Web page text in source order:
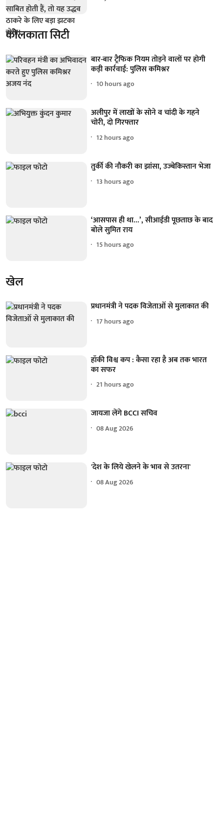
कोलकाता सिटी
बार-बार ट्रैफिक नियम तोड़ने वालों पर होगी
कड़ी कार्रवाई: पुलिस कमिश्नर
10 hours ago
अलीपुर में लाखों के सोने व चांदी के गहने
चोरी, दो गिरफ्तार
12 hours ago
तुर्की की नौकरी का झांसा, उज्बेकिस्तान भेजा
13 hours ago
‘आसपास ही था...’, सीआईडी पूछताछ के बाद
बोले सुमित राय
15 hours ago
खेल
प्रधानमंत्री ने पदक विजेताओं से मुलाकात की
17 hours ago
हॉकी विश्व कप : कैसा रहा है अब तक भारत
का सफर
21 hours ago
जायजा लेंगे BCCI सचिव
08 Aug 2026
'देश के लिये खेलने के भाव से उतरना'
08 Aug 2026